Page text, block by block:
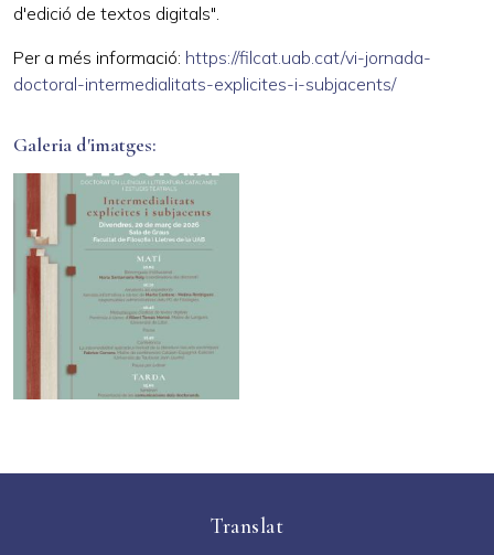
d'edició de textos digitals".
Per a més informació: https://filcat.uab.cat/vi-jornada-
doctoral-intermedialitats-explicites-i-subjacents/
Galeria d'imatges
Translat